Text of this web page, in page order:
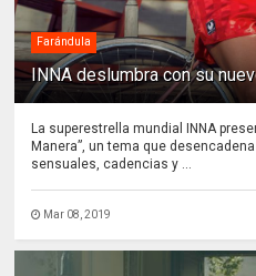
Farándula
INNA deslumbra con su
La superestrella mundial INNA
Manera”, un tema que
sensuales, cadencias y ...
Mar 08, 2019